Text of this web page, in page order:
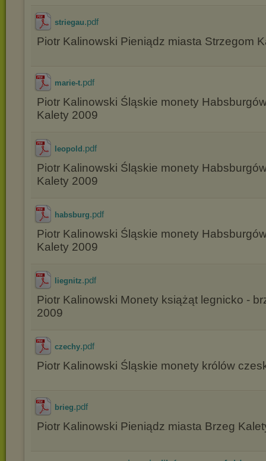
striegau.pdf
Piotr Kalinowski Pieniądz miasta Strzegom
marie-t.pdf
Piotr Kalinowski Śląskie monety
Kalety 2009
leopold .pdf
Piotr Kalinowski Śląskie monety
Kalety 2009
habsburg.pdf
Piotr Kalinowski Śląskie monety
Kalety 2009
liegnitz.pdf
Piotr Kalinowski Monety książąt legnicko -
2009
czechy.pdf
Piotr Kalinowski Śląskie monety królów
brieg.pdf
Piotr Kalinowski Pieniądz miasta Brzeg